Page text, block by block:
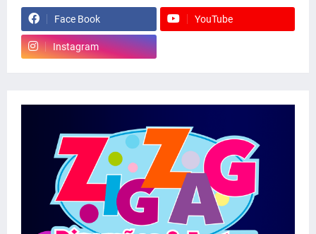
Face Book YouTube
Instagram